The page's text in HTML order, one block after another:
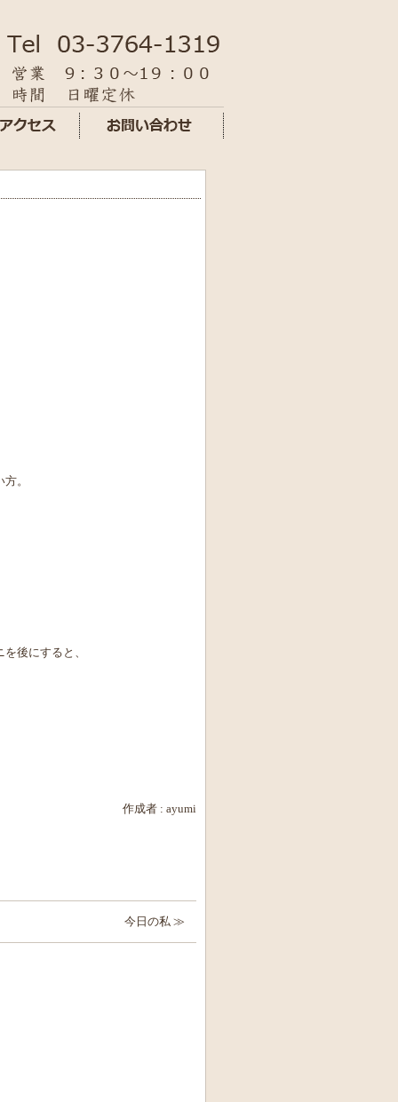
。
後にすると、
作成者 : ayumi
今日の私 ≫